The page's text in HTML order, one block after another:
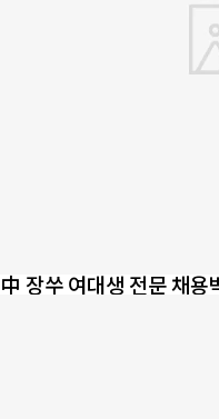
中 장쑤 여대생 전문 채용